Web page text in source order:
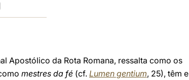
Apostólico da Rota Romana, ressalta como os
mestres da fé (cf. Lumen gentium, 25), têm e